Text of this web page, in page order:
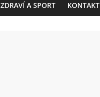
ZDRAVÍ A SPORT KONTAKT